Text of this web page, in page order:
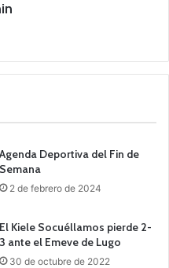
we
Agenda Deportiva del Fin de
Semana
2 de febrero de 2024
El Kiele Socuéllamos pierde 2-
3 ante el Emeve de Lugo
30 de octubre de 2022